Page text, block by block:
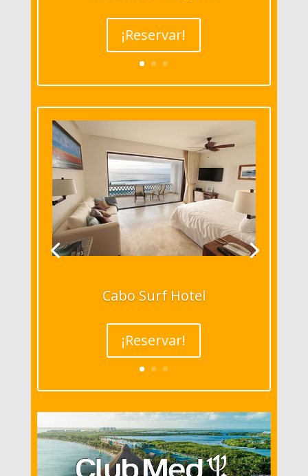
¡Reservar!
Cabo Surf Hotel
¡Reservar!